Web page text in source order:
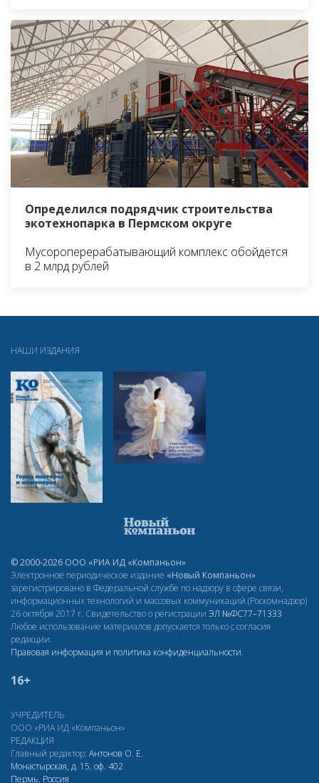
Определился подрядчик строительства
экотехнопарка в Пермском округе
Мусороперерабатывающий комплекс обойдётся
в 2 млрд рублей
НАШИ ИЗДАНИЯ
© 2000-2026 ООО «РИА ИД «Компаньон»
Электронное периодическое издание «Новый Компаньон»
зарегистрировано в Федеральной службе по надзору в сфере связи,
информационных технологий и массовых коммуникаций (Роскомнадзор)
26 октября 2017 г. Свидетельство о регистрации ЭЛ №ФС77–71333
Любое использование материалов допускается только с согласия
редакции.
Правовая информация и политика конфиденциальности.
16+
УЧРЕДИТЕЛЬ
ООО «РИА ИД «Компаньон»
РЕДАКЦИЯ
Главный редактор: Антонов О. Е.
Монастырская, д. 15, оф. 402
Пермь, Россия